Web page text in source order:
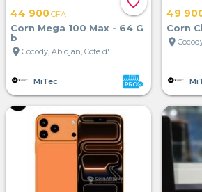
44 900CFA
Corn Mega 100 Max - 64 G
b
location_on
Cocody, Abidjan, Côte d'Ivoire
MiTec
49
Corn
location_on